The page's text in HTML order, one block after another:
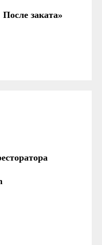
заката»